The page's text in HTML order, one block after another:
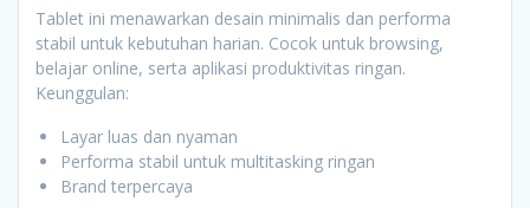
Tablet ini menawarkan desain minimalis dan performa
stabil untuk kebutuhan harian. Cocok untuk browsing,
belajar online, serta aplikasi produktivitas ringan.
Keunggulan:
Layar luas dan nyaman
Performa stabil untuk multitasking ringan
Brand terpercaya